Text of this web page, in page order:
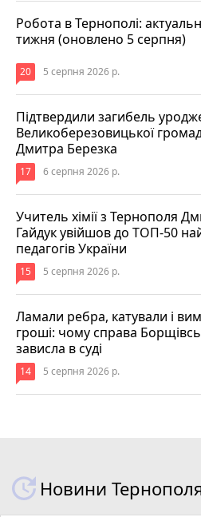
Робота в Тернополі:
тижня (оновлено 5 серпня)
20 5 серпня 2026 р.
Підтвердили загибель
Великоберезовицької
Дмитра Березка
17 6 серпня 2026 р.
Учитель хімії з Тернополя
Гайдук увійшов до ТОП-50
педагогів України
15 5 серпня 2026 р.
Ламали ребра, катували і
гроші: чому справа
зависла в суді
14 5 серпня 2026 р.
Новини